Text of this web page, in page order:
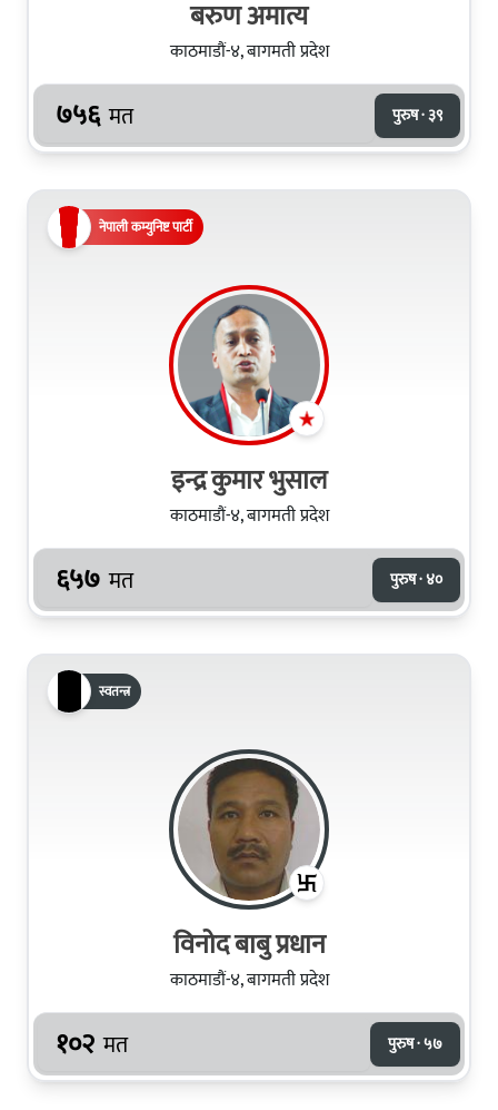
बरुण अमात्य
काठमाडौं-४, बागमती प्रदेश
७५६ मत पुरुष · ३९
नेपाली कम्युनिष्ट पार्टी
इन्द्र कुमार भुसाल
काठमाडौं-४, बागमती प्रदेश
६५७ मत पुरुष · ४०
स्वतन्त्र
विनोद बाबु प्रधान
काठमाडौं-४, बागमती प्रदेश
१०२ मत पुरुष · ५७